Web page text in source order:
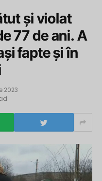
și violat
77 de ani. A
fapte și în
2023